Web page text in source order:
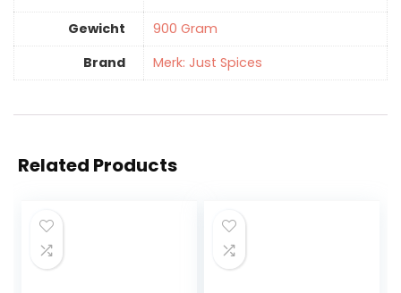
Gewicht
‎900 Gram
Brand
Merk: Just Spices
Related Products